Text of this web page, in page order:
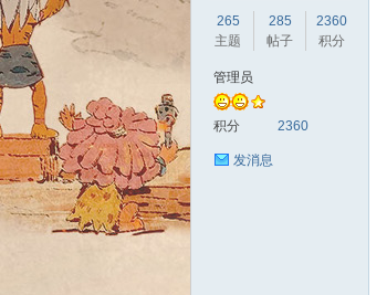
265
主题
285
帖子
2360
积分
管理员
积分 2360
发消息